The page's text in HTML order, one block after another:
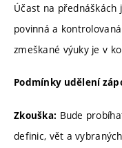
Účast na přednáškách
povinná a
zmeškané výuky je v
Podmínky udělení
Zkouška: Bude
definic, vět a